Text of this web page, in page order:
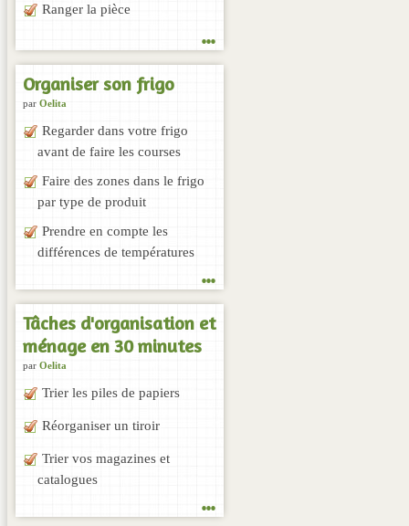
Ranger la pièce
...
Organiser son frigo
par Oelita
Regarder dans votre frigo
avant de faire les courses
Faire des zones dans le frigo
par type de produit
Prendre en compte les
différences de températures
...
Tâches d'organisation et
ménage en 30 minutes
par Oelita
Trier les piles de papiers
Réorganiser un tiroir
Trier vos magazines et
catalogues
...